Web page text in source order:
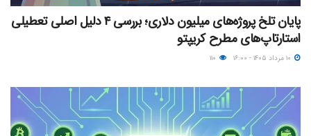
پایان تلخ پروژه‌های میلیون دلاری؛ بررسی ۴ دلیل اصلی تعطیلی
استارتاپ‌های مطرح کریپتو